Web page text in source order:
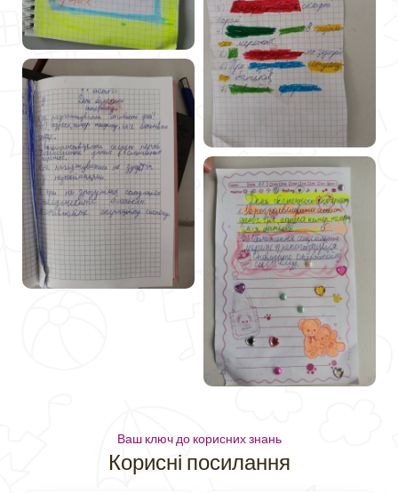
Ваш ключ до корисних знань
Корисні посилання